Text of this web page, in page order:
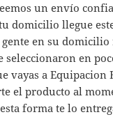
un envío
domicilio llegue
gente en su
seleccionaron en
vayas a Equipacion
el producto al
forma te lo